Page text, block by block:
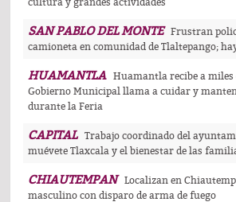
SAN PABLO DEL MONTE
Frustran
camioneta en comunidad de Tlaltepango;
HUAMANTLA
Huamantla recibe a miles
Gobierno Municipal llama a cuidar y
durante la Feria
CAPITAL
Trabajo coordinado del
muévete Tlaxcala y el bienestar de las
CHIAUTEMPAN
Localizan en
masculino con disparo de arma de fuego